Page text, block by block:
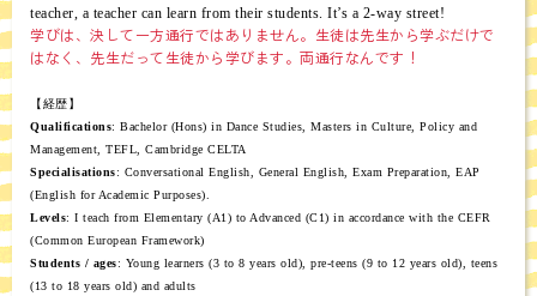
teacher, a teacher can learn from their students. It’s a 2-way street!
学びは、決して一方通行ではありません。生徒は先生から学ぶだけで
はなく、先生だって生徒から学びます。両通行なんです！
【経歴】
Qualifications: Bachelor (Hons) in Dance Studies, Masters in Culture, Policy and
Management, TEFL, Cambridge CELTA
Specialisations: Conversational English, General English, Exam Preparation, EAP
(English for Academic Purposes).
Levels: I teach from Elementary (A1) to Advanced (C1) in accordance with the CEFR
(Common European Framework)
Students / ages: Young learners (3 to 8 years old), pre-teens (9 to 12 years old), teens
(13 to 18 years old) and adults